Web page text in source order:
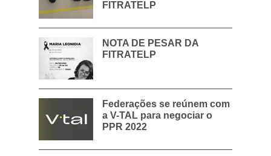
FITRATELP
NOTA DE PESAR DA
FITRATELP
Federações se reúnem com
a V-TAL para negociar o
PPR 2022